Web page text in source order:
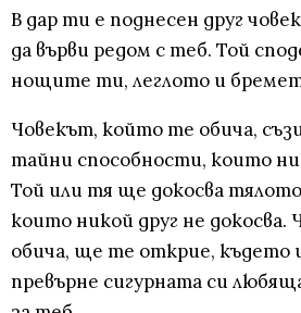
В дар ти е поднесен друг
да върви редом с теб. Той
нощите ти, леглото и
Човекът, който те обича,
тайни способности, които
Той или тя ще докосва
които никой друг не
обича, ще те открие, където
превърне сигурната си